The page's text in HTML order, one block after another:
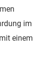
im
einem